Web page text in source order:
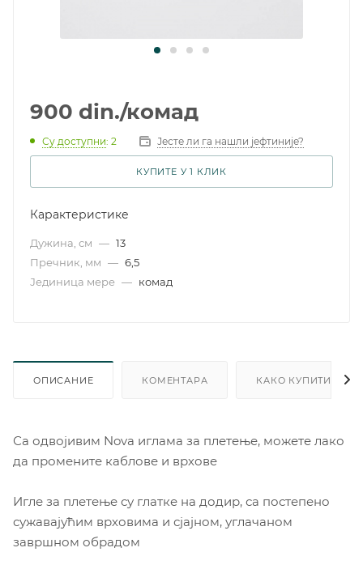
900 din./комад
Су доступни: 2 Јесте ли га нашли јефтиније?
КУПИТЕ У 1 КЛИК
Карактеристике
Дужина, см — 13
Пречник, мм — 6,5
Јединица мере — комад
ОПИСАНИЕ КОМЕНТАРА КАКО КУПИТИ
Са одвојивим Nova иглама за плетење, можете лако
да промените каблове и врхове
Игле за плетење су глатке на додир, са постепено
сужавајућим врховима и сјајном, углачаном
завршном обрадом